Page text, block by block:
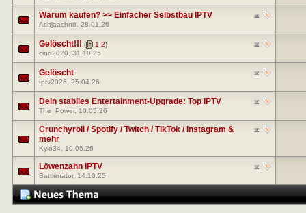
Warum kaufen? >> Einfacher Selbstbau IPTV
Achjaachnö , 28.01.26
Gelöscht!!! ( 1 2)
cino2020 , 31.10.25
Gelöscht
Iptv2026 , 25.04.26
Dein stabiles Entertainment-Upgrade: Top IPTV
The_Power, 10.05.26
Crunchyroll / Spotify / Twitch / TikTok / Instagram &
mehr
Kyio34 , 10.05.26
Löwenzahn IPTV
Battlenator, 14.10.25